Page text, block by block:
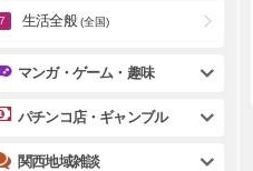
生活全般 (全国)
マンガ・ゲーム・趣味
パチンコ店・ギャンブル
関西地域雑談